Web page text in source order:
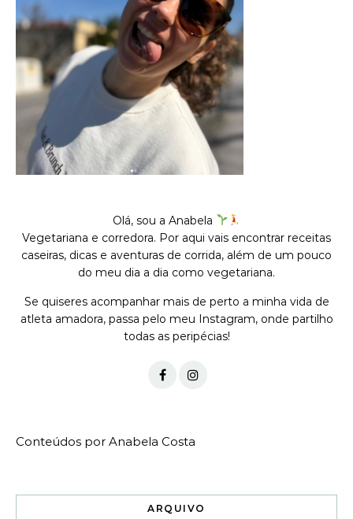
Olá, sou a Anabela
Vegetariana e corredora. Por aqui vais encontrar receitas
caseiras, dicas e aventuras de corrida, além de um pouco
do meu dia a dia como vegetariana.
Se quiseres acompanhar mais de perto a minha vida de
atleta amadora, passa pelo meu Instagram, onde partilho
todas as peripécias!
Conteúdos por Anabela Costa
ARQUIVO